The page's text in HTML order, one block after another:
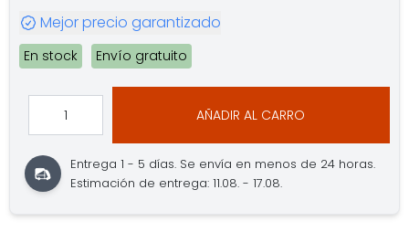
Mejor precio garantizado
En stock Envío gratuito
AÑADIR AL CARRO
Entrega 1 - 5 días. Se envía en menos de 24 horas.
Estimación de entrega: 11.08. - 17.08.